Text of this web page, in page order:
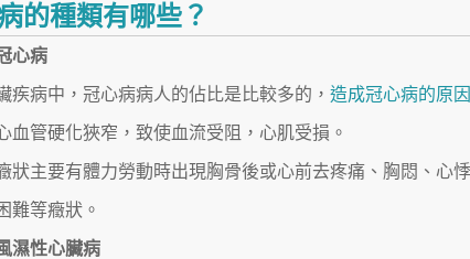
的種類有哪些？
心病
疾病中，冠心病病人的佔比是比較多的， 造成冠心病的原因
血管硬化狹窄，致使血流受阻，心肌受損。
狀主要有體力勞動時出現胸骨後或心前去疼痛、胸悶、心
難等癥狀。
濕性心臟病